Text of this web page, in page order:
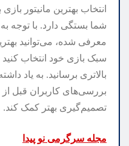
انتخاب بهترین مانیتور
شما بستگی دارد. با توجه
معرفی شده، می‌توانید
سبک بازی خود انتخاب
بالاتری برسانید. به یاد
بررسی‌های کاربران قبل از
تصمیم‌گیری بهتر کمک کند.
مجله سرگرمی نو پیدا